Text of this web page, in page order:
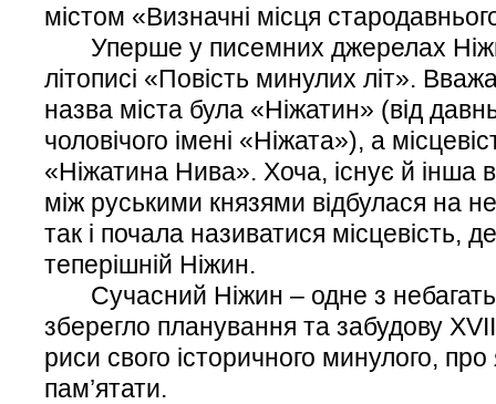
містом «Визначні місця
Уперше у писемних джерелах
літописі «Повість минулих літ».
назва міста була «Ніжатин» (від
чоловічого імені «Ніжата»), а
«Ніжатина Нива». Хоча, існує й інша
між руськими князями відбулася на
так і почала називатися місцевість,
теперішній Ніжин.
Сучасний Ніжин – одне з
зберегло планування та забудову XVII
риси свого історичного минулого,
пам’ятати.